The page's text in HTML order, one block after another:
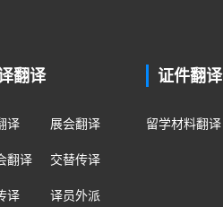
翻译
译
展会翻译
翻译
交替传译
译
译员外派
证件翻译
留学材料翻译